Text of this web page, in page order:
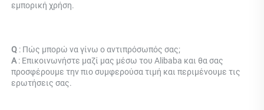
εμπορική χρήση.
Q : Πώς μπορώ να γίνω ο αντιπρόσωπός σας;
Α : Επικοινωνήστε μαζί μας μέσω του Alibaba και θα σας
προσφέρουμε την πιο συμφερούσα τιμή και περιμένουμε τις
ερωτήσεις σας.